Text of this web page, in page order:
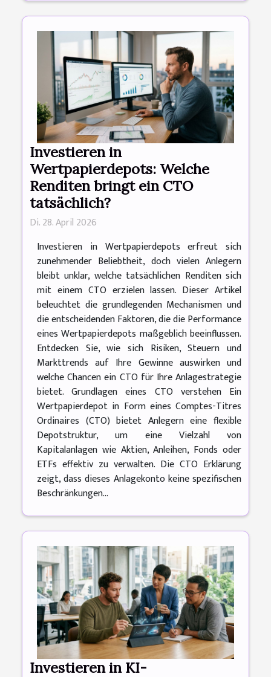
Investieren in
Wertpapierdepots: Welche
Renditen bringt ein CTO
tatsächlich?
Di. 28. April 2026
Investieren in Wertpapierdepots erfreut sich
zunehmender Beliebtheit, doch vielen Anlegern
bleibt unklar, welche tatsächlichen Renditen sich
mit einem CTO erzielen lassen. Dieser Artikel
beleuchtet die grundlegenden Mechanismen und
die entscheidenden Faktoren, die die Performance
eines Wertpapierdepots maßgeblich beeinflussen.
Entdecken Sie, wie sich Risiken, Steuern und
Markttrends auf Ihre Gewinne auswirken und
welche Chancen ein CTO für Ihre Anlagestrategie
bietet. Grundlagen eines CTO verstehen Ein
Wertpapierdepot in Form eines Comptes-Titres
Ordinaires (CTO) bietet Anlegern eine flexible
Depotstruktur, um eine Vielzahl von
Kapitalanlagen wie Aktien, Anleihen, Fonds oder
ETFs effektiv zu verwalten. Die CTO Erklärung
zeigt, dass dieses Anlagekonto keine spezifischen
Beschränkungen...
Investieren in KI-